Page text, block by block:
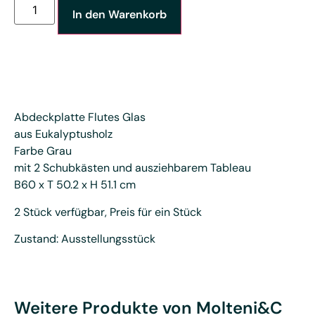
In den Warenkorb
Abdeckplatte Flutes Glas
aus Eukalyptusholz
Farbe Grau
mit 2 Schubkästen und ausziehbarem Tableau
B60 x T 50.2 x H 51.1 cm
2 Stück verfügbar, Preis für ein Stück
Zustand: Ausstellungsstück
Weitere Produkte von Molteni&C